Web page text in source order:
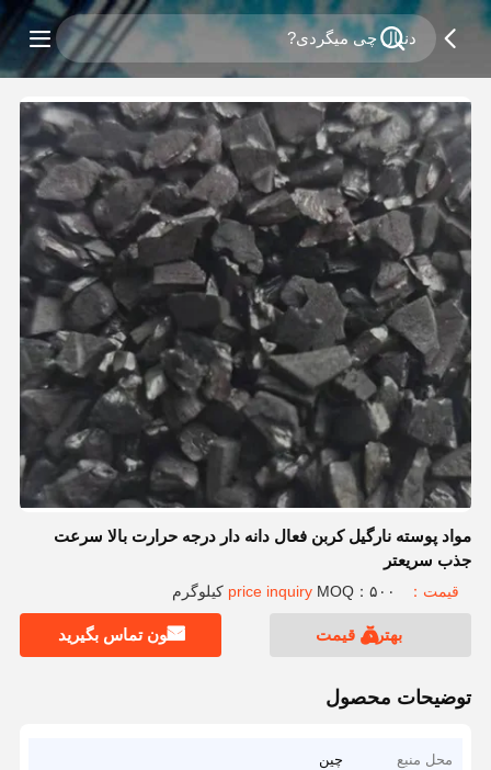
مواد پوسته نارگیل کربن فعال دانه دار درجه حرارت بالا سرعت
جذب سریعتر
قیمت：price inquiry MOQ：۵۰۰ کیلوگرم
بهترین قیمت اکنون تماس بگیرید
توضیحات محصول
محل منبع چین